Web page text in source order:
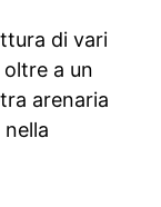
di vari
a un
arenaria